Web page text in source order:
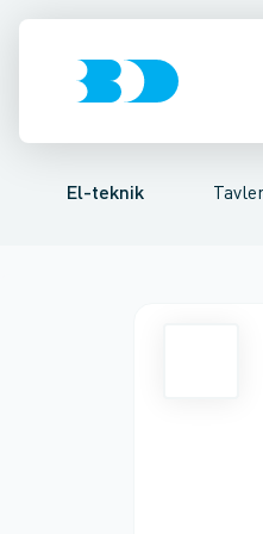
El-teknik
Afbrydere,
Tavler, kapsling og
Ventilationsplade